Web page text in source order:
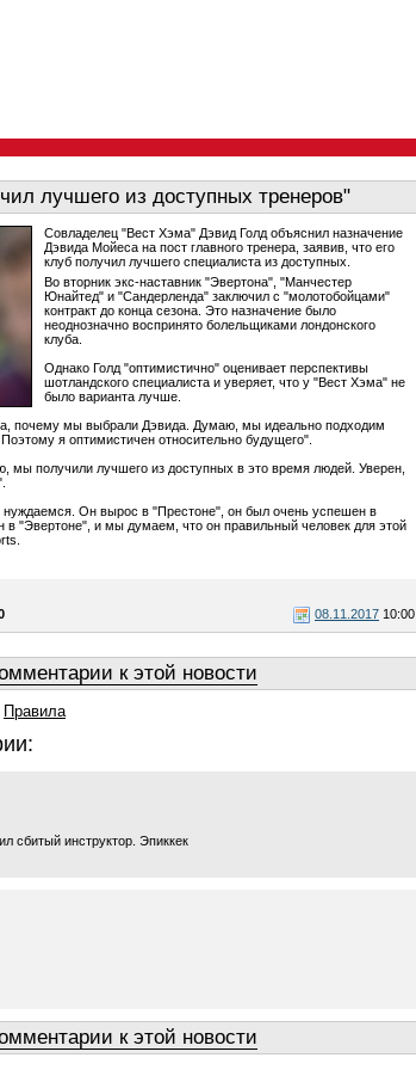
лучшего из доступных тренеров"
Совладелец "Вест Хэма" Дэвид Голд объяснил назначение
Дэвида Мойеса на пост главного тренера, заявив, что его
клуб получил лучшего специалиста из доступных.
Во вторник экс-наставник "Эвертона", "Манчестер
Юнайтед" и "Сандерленда" заключил с "молотобойцами"
контракт до конца сезона. Это назначение было
неоднозначно воспринято болельщиками лондонского
клуба.
Однако Голд "оптимистично" оценивает перспективы
шотландского специалиста и уверяет, что у "Вест Хэма" не
было варианта лучше.
почему мы выбрали Дэвида. Думаю, мы идеально подходим
я оптимистичен относительно будущего".
получили лучшего из доступных в это время людей. Уверен,
Он вырос в "Престоне", он был очень успешен в
"Эвертоне", и мы думаем, что он правильный человек для этой
08.11.2017 10:00
к этой новости
Правила
сбитый инструктор. Эпиккек
к этой новости